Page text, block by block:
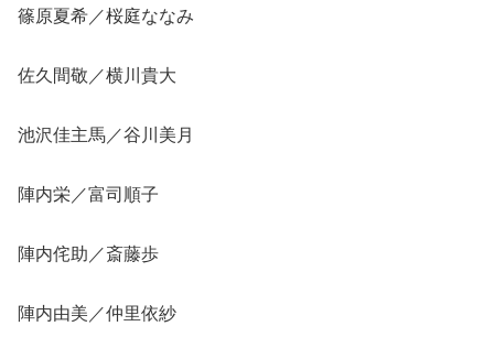
篠原夏希／桜庭ななみ
佐久間敬／横川貴大
池沢佳主馬／谷川美月
陣内栄／富司順子
陣内侘助／斎藤歩
陣内由美／仲里依紗